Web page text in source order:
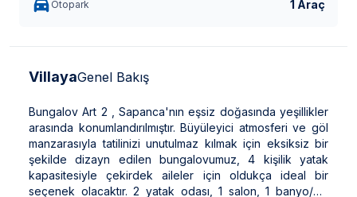
Otopark 1 Araç
VillayaGenel Bakış
Bungalov Art 2 , Sapanca'nın eşsiz doğasında yeşillikler
arasında konumlandırılmıştır. Büyüleyici atmosferi ve göl
manzarasıyla tatilinizi unutulmaz kılmak için eksiksiz bir
şekilde dizayn edilen bungalovumuz, 4 kişilik yatak
kapasitesiyle çekirdek aileler için oldukça ideal bir
seçenek olacaktır. 2 yatak odası, 1 salon, 1 banyo/wc